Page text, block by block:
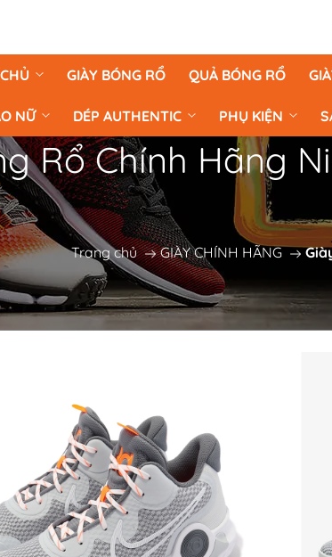
GIÀY BÓNG RỔ QUẢ BÓNG RỔ
NỮ DÉP AUTHENTIC PHỤ KIỆN
Rổ Chính Hãng
Trang chủ GIÀY CHÍNH HÃNG